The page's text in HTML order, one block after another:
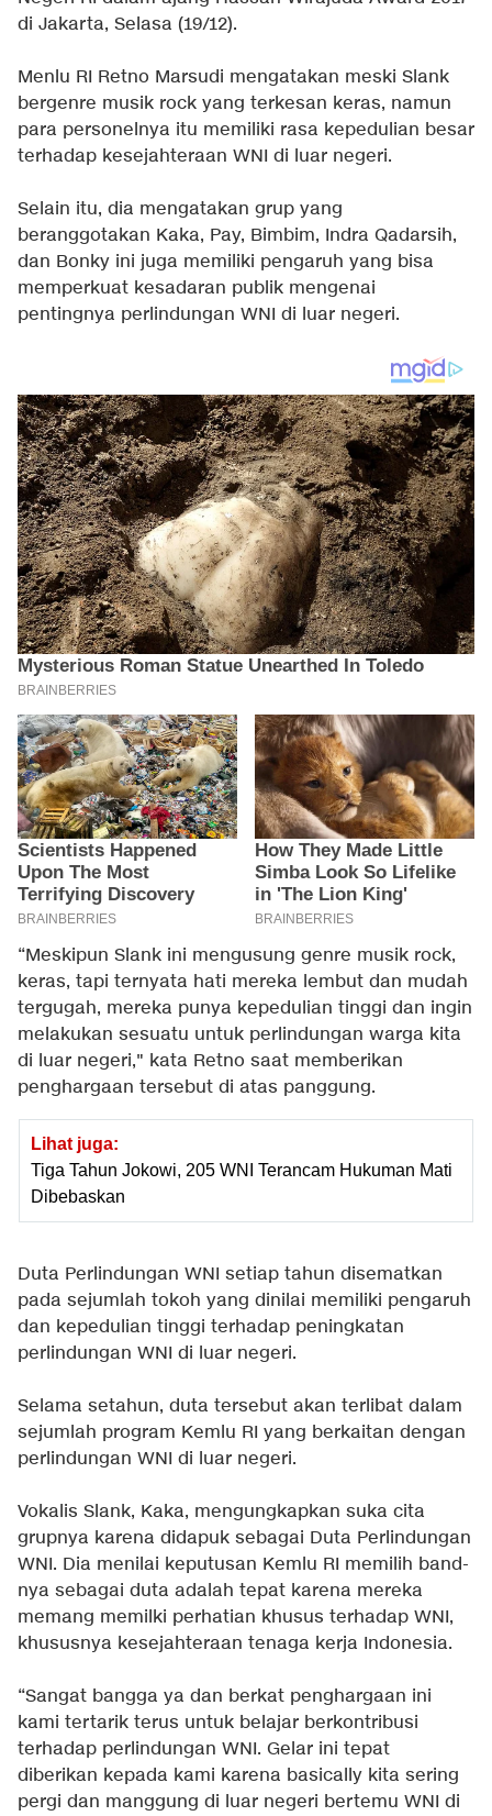
di Jakarta, Selasa (19/12).
Menlu RI Retno Marsudi mengatakan meski Slank
bergenre musik rock yang terkesan keras, namun
para personelnya itu memiliki rasa kepedulian besar
terhadap kesejahteraan WNI di luar negeri.
Selain itu, dia mengatakan grup yang
beranggotakan Kaka, Pay, Bimbim, Indra Qadarsih,
dan Bonky ini juga memiliki pengaruh yang bisa
memperkuat kesadaran publik mengenai
pentingnya perlindungan WNI di luar negeri.
“Meskipun Slank ini mengusung genre musik rock,
keras, tapi ternyata hati mereka lembut dan mudah
tergugah, mereka punya kepedulian tinggi dan ingin
melakukan sesuatu untuk perlindungan warga kita
di luar negeri," kata Retno saat memberikan
penghargaan tersebut di atas panggung.
Lihat juga:
Tiga Tahun Jokowi, 205 WNI Terancam Hukuman Mati
Dibebaskan
Duta Perlindungan WNI setiap tahun disematkan
pada sejumlah tokoh yang dinilai memiliki pengaruh
dan kepedulian tinggi terhadap peningkatan
perlindungan WNI di luar negeri.
Selama setahun, duta tersebut akan terlibat dalam
sejumlah program Kemlu RI yang berkaitan dengan
perlindungan WNI di luar negeri.
Vokalis Slank, Kaka, mengungkapkan suka cita
grupnya karena didapuk sebagai Duta Perlindungan
WNI. Dia menilai keputusan Kemlu RI memilih band-
nya sebagai duta adalah tepat karena mereka
memang memilki perhatian khusus terhadap WNI,
khususnya kesejahteraan tenaga kerja Indonesia.
“Sangat bangga ya dan berkat penghargaan ini
kami tertarik terus untuk belajar berkontribusi
terhadap perlindungan WNI. Gelar ini tepat
diberikan kepada kami karena basically kita sering
pergi dan manggung di luar negeri bertemu WNI di